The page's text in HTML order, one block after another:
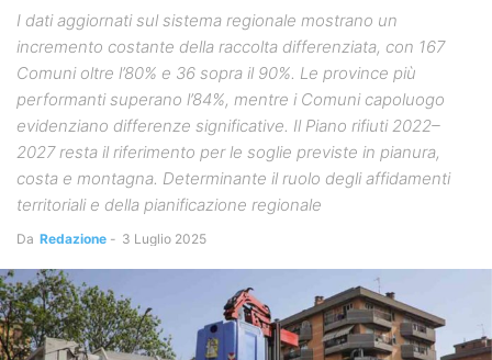
I dati aggiornati sul sistema regionale mostrano un
incremento costante della raccolta differenziata, con 167
Comuni oltre l’80% e 36 sopra il 90%. Le province più
performanti superano l’84%, mentre i Comuni capoluogo
evidenziano differenze significative. Il Piano rifiuti 2022–
2027 resta il riferimento per le soglie previste in pianura,
costa e montagna. Determinante il ruolo degli affidamenti
territoriali e della pianificazione regionale
Da Redazione - 3 Luglio 2025